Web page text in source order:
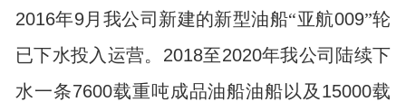
2016年9月我公司新建的新型油船“亚航009”轮
已下水投入运营。 2018至2020年我公司陆续下
水一条7600载重吨成品油船油船以及 15000载